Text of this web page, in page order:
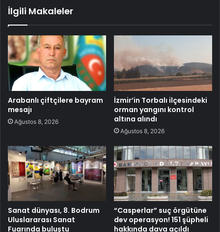
İlgili Makaleler
Arabanlı çiftçilere bayram
mesajı
Ağustos 8, 2026
İzmir’in Torbalı ilçesindeki
orman yangını kontrol
altına alındı
Ağustos 8, 2026
Sanat dünyası, 8. Bodrum
Uluslararası Sanat
Fuarında buluştu
“Casperlar” suç örgütüne
dev operasyon! 151 şüpheli
hakkında dava açıldı